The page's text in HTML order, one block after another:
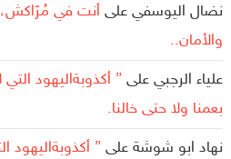
نضال اليوسفيعلى أنت في
والأمان..
علياء الرجبيعلى ” أكذوبةاليهود التي
بعمنا ولا حتى خالنا.
نهاد ابو شوشةعلى ” أكذوبةاليهود